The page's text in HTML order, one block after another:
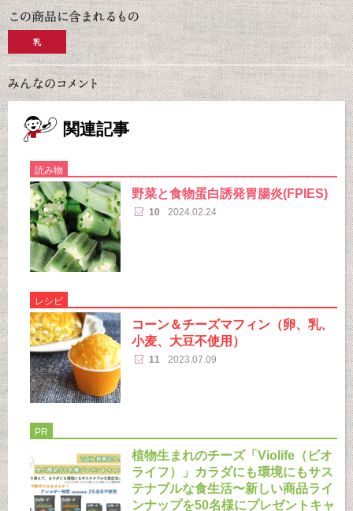
乳
関連記事
読み物
野菜と食物蛋白誘発胃腸炎(FPIES)
10 2024.02.24
レシピ
コーン＆チーズマフィン（卵、乳、
小麦、大豆不使用）
11 2023.07.09
PR
植物生まれのチーズ「Violife（ビオ
ライフ）」カラダにも環境にもサス
テナブルな食生活〜新しい商品ライ
ンナップを50名様にプレゼントキャ